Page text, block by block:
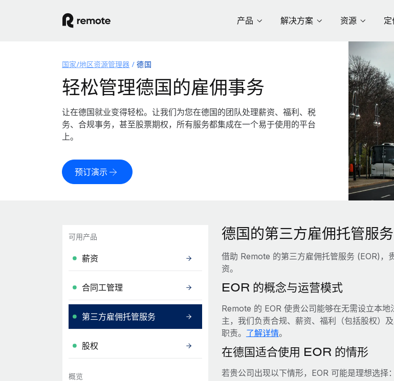
产品 解决方案 资源 定
国家/地区资源管理器 德国
轻松管理德国的雇佣事务
让在德国就业变得轻松。让我们为您在德国的团队处理薪资、福利、税
务、合规事务，甚至股票期权，所有服务都集成在一个易于使用的平台
上。
预订演示
可用产品
薪资
合同工管理
第三方雇佣托管服务
股权
概览
德国的第三方雇佣托管服
借助 Remote 的第三方雇佣托管服务 (EOR)，
资。
EOR 的概念与运营模式
Remote 的 EOR 使贵公司能够在无需设立本
主，我们负责合规、薪资、福利（包括股权）
职责。 了解详情。
在德国适合使用 EOR 的情形
若贵公司出现以下情形，EOR 可能是理想选择：